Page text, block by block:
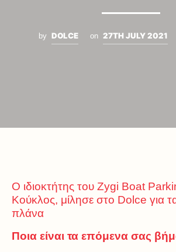
by DOLCE on 27TH JULY 2021
Ο ιδιοκτήτης του Zygi Boat
Κούκλος, μίλησε στο Dolce για
πλάνα
Ποια είναι τα επόμενα σας